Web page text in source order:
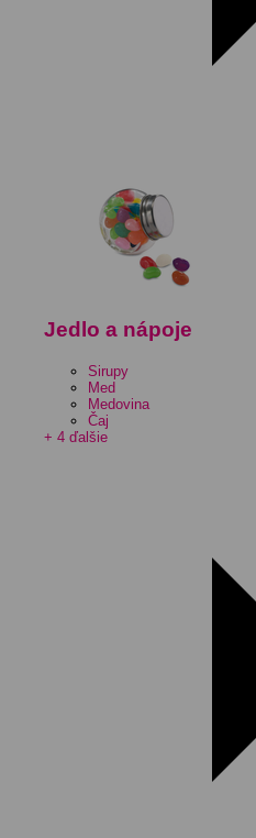
Jedlo a nápoje
Sirupy
Med
Medovina
Čaj
+ 4 ďalšie